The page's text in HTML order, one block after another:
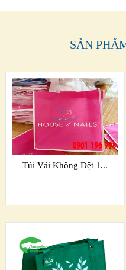
SẢN
Túi Vải Không Dệt 1...